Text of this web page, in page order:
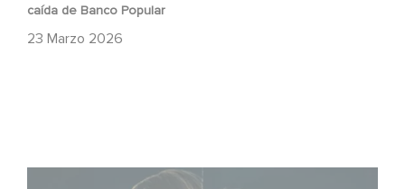
caída de Banco Popular
23 Marzo 2026
¡Unfamiliar es N.º 1 en el Top 10 de Netflix de series no